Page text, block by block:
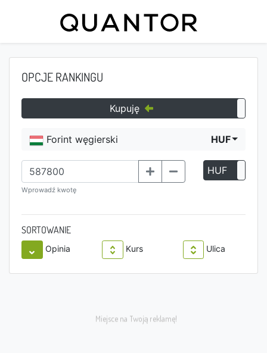
OPCJE RANKINGU
Kupuję
Forint węgierski HUF
Wprowadź kwotę
HUF
SORTOWANIE
Opinia Kurs Ulica